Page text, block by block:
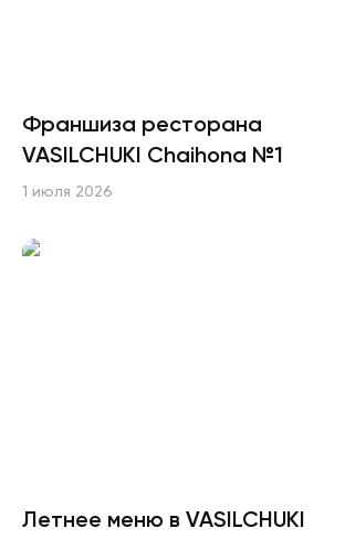
Франшиза ресторана
VASILCHUKI Chaihona №1
1 июля 2026
Летнее меню в VASILCHUKI